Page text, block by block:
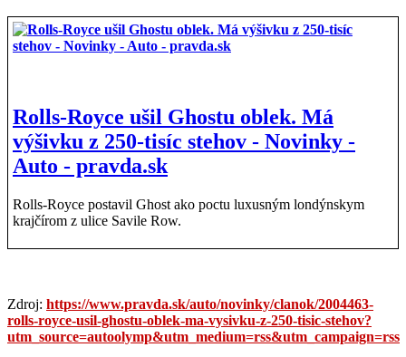
Rolls-Royce ušil Ghostu oblek. Má
výšivku z 250-tisíc stehov - Novinky -
Auto - pravda.sk
Rolls-Royce postavil Ghost ako poctu luxusným londýnskym
krajčírom z ulice Savile Row.
Zdroj: https://www.pravda.sk/auto/novinky/clanok/2004463-
rolls-royce-usil-ghostu-oblek-ma-vysivku-z-250-tisic-stehov?
utm_source=autoolymp&utm_medium=rss&utm_campaign=rss